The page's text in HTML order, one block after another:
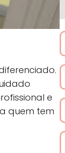
e
quem tem